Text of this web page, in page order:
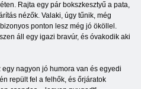
Rajta egy pár bokszkesztyű a pata,
nézők. Valaki, úgy tűnik, még
ponton lesz még jó ököllel.
áll egy igazi bravúr, és óvakodik aki
nagyon jó humora van és egyedi
repült fel a felhők, és őrjáratok